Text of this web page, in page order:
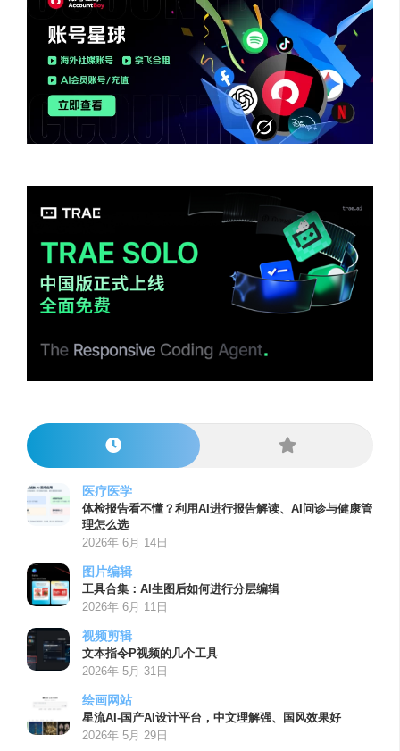
医疗医学
体检报告看不懂？利用AI进行报告解读、AI问诊与健康管
理怎么选
2026年 6月 14日
图片编辑
工具合集：AI生图后如何进行分层编辑
2026年 6月 11日
视频剪辑
文本指令P视频的几个工具
2026年 5月 31日
绘画网站
星流AI-国产AI设计平台，中文理解强、国风效果好
2026年 5月 29日